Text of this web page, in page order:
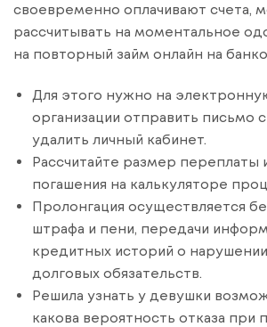
своевременно оплачивают счета,
рассчитывать на моментальное
на повторный займ онлайн на
Для этого нужно на
организации отправить письмо
удалить личный кабинет.
Рассчитайте размер
погашения на калькуляторе
Пролонгация осуществляется
штрафа и пени, передачи
кредитных историй о
долговых обязательств.
Решила узнать у девушки
какова вероятность отказа при